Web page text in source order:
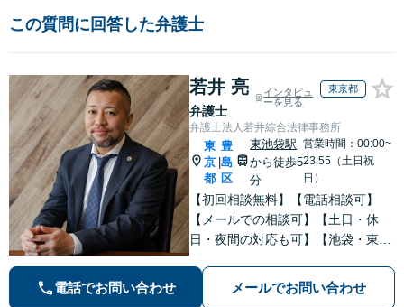
この質問に回答した弁護士
若井 亮
弁護士
インタビュ
ーを見る
東京都
弁護士法人若井綜合法律事務所
東
京
都
|
豊
島
区
東池袋駅
から徒歩5
分
営業時間：00:00~
23:55（土日祝
日）
【初回相談無料】【電話相談可】
【メールでの相談可】【土日・休
日・夜間の対応も可】【池袋・東池
トラブル・刑事事件を中心に「個
人」の方からのご相談・ご依頼を幅
電話でお問い合わせ メールでお問い合わせ